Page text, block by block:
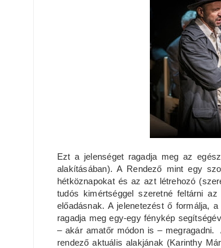
Ezt a jelenséget ragadja meg az
alakításában). A Rendező mint egy
hétköznapokat és az azt létrehozó
tudós kimértséggel szeretné feltárni
előadásnak. A jelenetezést ő formálja,
ragadja meg egy-egy fénykép
– akár amatőr módon is – megragadni.
rendező aktuális alakjának (Karinthy